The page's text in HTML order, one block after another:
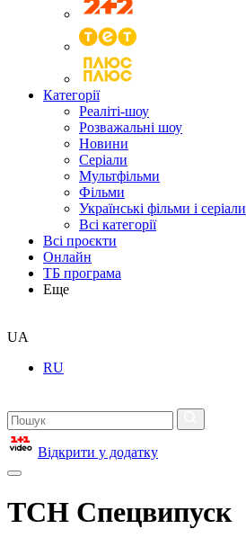
Категорії
Реаліті-шоу
Розважальні шоу
Новини
Серіали
Мультфільми
Фільми
Українські фільми і серіали
Всі категорії
Всі проєкти
Онлайн
ТБ програма
Еще
UA
RU
Відкрити у додатку
ТСН Спецвипуск